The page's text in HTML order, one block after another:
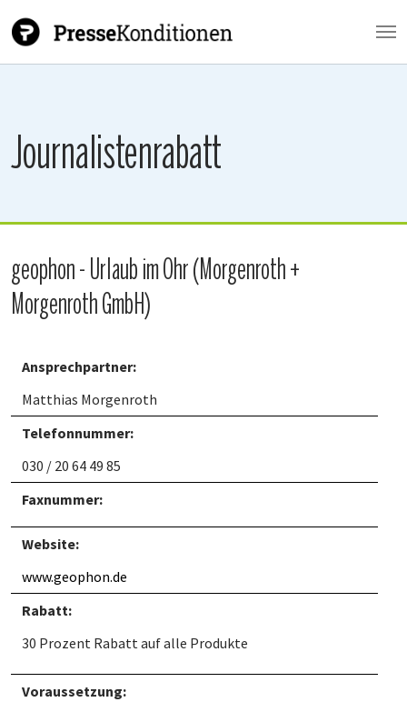
Journalistenrabatt
geophon - Urlaub im Ohr (Morgenroth +
Morgenroth GmbH)
Ansprechpartner:
Matthias Morgenroth
Telefonnummer:
030 / 20 64 49 85
Faxnummer:
Website:
www.geophon.de
Rabatt:
30 Prozent Rabatt auf alle Produkte
Voraussetzung: